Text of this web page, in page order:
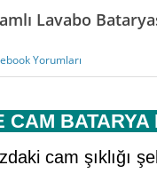
Lavabo
Yorumları
cam şıklığı